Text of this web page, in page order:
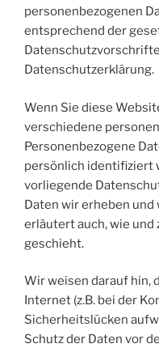
personenbezogenen
entsprechend der
Datenschutzerklärung.
Wenn Sie diese
verschiedene
Personenbezogene
persönlich identifiziert
vorliegende
Daten wir erheben und
erläutert auch, wie und
geschieht.
Wir weisen darauf hin,
Internet (z.B. bei der
Sicherheitslücken
Schutz der Daten vor